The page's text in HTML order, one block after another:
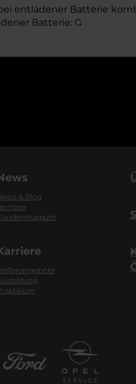
entladener Batterie
Batterie: G
& Blog